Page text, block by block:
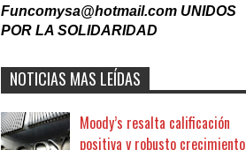
Funcomysa@hotmail.com UNIDOS
POR LA SOLIDARIDAD
NOTICIAS MAS LEÍDAS
Moody’s resalta calificación
positiva y robusto crecimiento